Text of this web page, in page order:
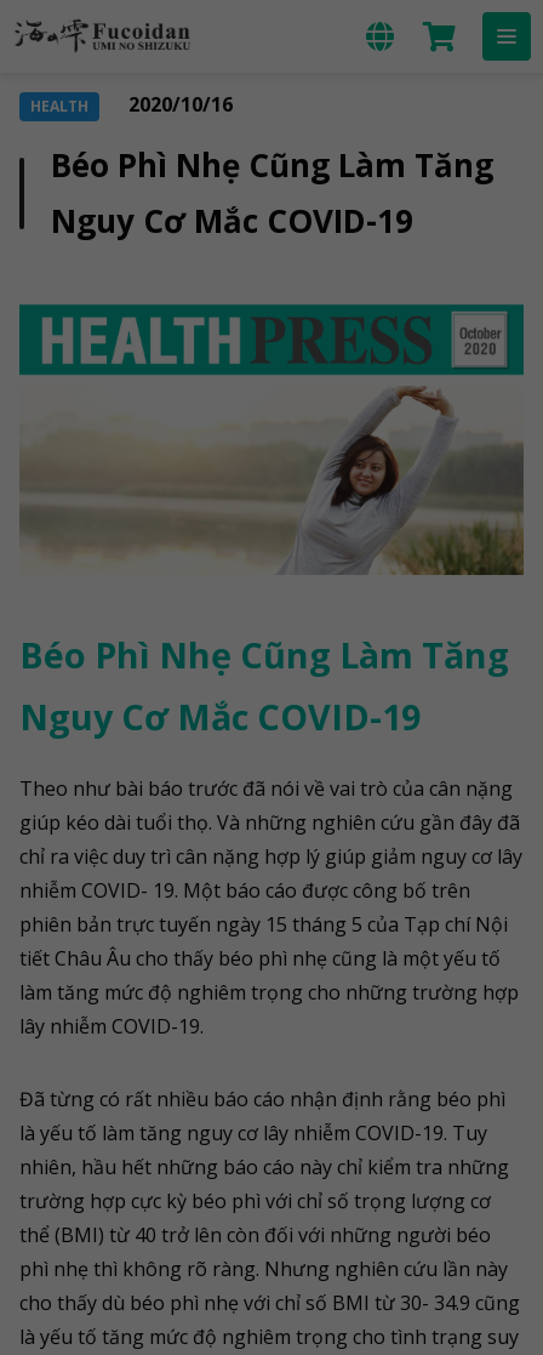
HEALTH 2020/10/16
Béo Phì Nhẹ Cũng Làm Tăng
Nguy Cơ Mắc COVID-19
Béo Phì Nhẹ Cũng Làm Tăng
Nguy Cơ Mắc COVID-19
Theo như bài báo trước đã nói về vai trò của cân nặng
giúp kéo dài tuổi thọ. Và những nghiên cứu gần đây đã
chỉ ra việc duy trì cân nặng hợp lý giúp giảm nguy cơ lây
nhiễm COVID- 19. Một báo cáo được công bố trên
phiên bản trực tuyến ngày 15 tháng 5 của Tạp chí Nội
tiết Châu Âu cho thấy béo phì nhẹ cũng là một yếu tố
làm tăng mức độ nghiêm trọng cho những trường hợp
lây nhiễm COVID-19.
Đã từng có rất nhiều báo cáo nhận định rằng béo phì
là yếu tố làm tăng nguy cơ lây nhiễm COVID-19. Tuy
nhiên, hầu hết những báo cáo này chỉ kiểm tra những
trường hợp cực kỳ béo phì với chỉ số trọng lượng cơ
thể (BMI) từ 40 trở lên còn đối với những người béo
phì nhẹ thì không rõ ràng. Nhưng nghiên cứu lần này
cho thấy dù béo phì nhẹ với chỉ số BMI từ 30- 34.9 cũng
là yếu tố tăng mức độ nghiêm trọng cho tình trạng suy